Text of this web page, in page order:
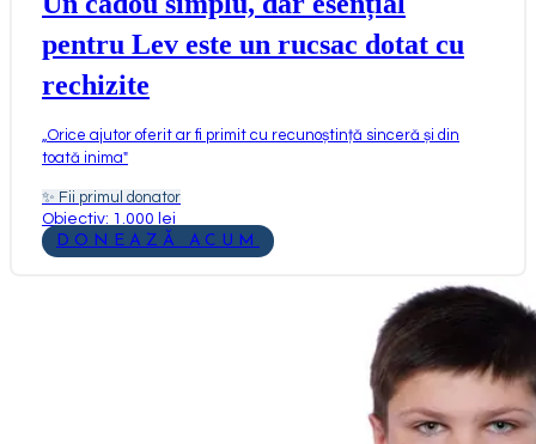
pentru Lev este un rucsac dotat cu
rechizite
Orice ajutor oferit ar fi primit cu recunoștință sinceră și din
toată inima"
✨ Fii primul donator
Obiectiv: 1.000 lei
DONEAZĂ ACUM